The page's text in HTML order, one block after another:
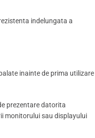
indelungata a
inainte de prima utilizare
prezentare datorita
monitorului sau displayului